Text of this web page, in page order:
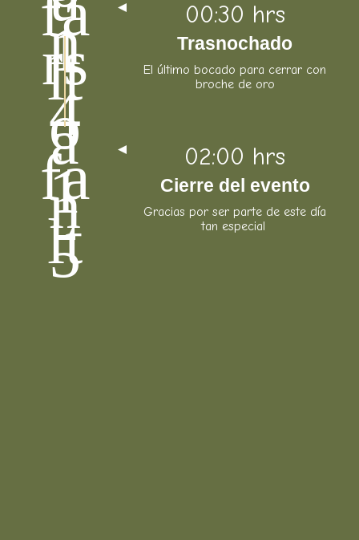
00:30 hrs
Trasnochado
El último bocado para cerrar con
broche de oro
02:00 hrs
Cierre del evento
Gracias por ser parte de este día
tan especial